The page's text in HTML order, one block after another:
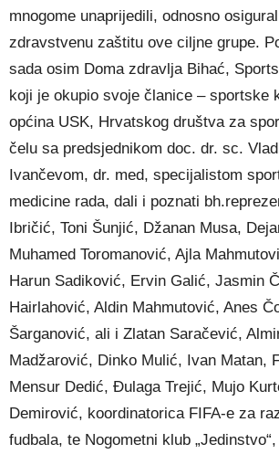
mnogome unaprijedili, odnosno
zdravstvenu zaštitu ove ciljne grupe.
sada osim Doma zdravlja Bihać,
koji je okupio svoje članice – sportske
općina USK, Hrvatskog društva za
čelu sa predsjednikom doc. dr. sc.
Ivančevom, dr. med, specijalistom
medicine rada, dali i poznati
Ibričić, Toni Šunjić, Džanan Musa,
Muhamed Toromanović, Ajla
Harun Sadiković, Ervin Galić, Jasmin
Hairlahović, Aldin Mahmutović, Anes
Šarganović, ali i Zlatan Saračević,
Madžarović, Dinko Mulić, Ivan Matan,
Mensur Dedić, Đulaga Trejić, Mujo
Demirović, koordinatorica FIFA-e za
fudbala, te Nogometni klub